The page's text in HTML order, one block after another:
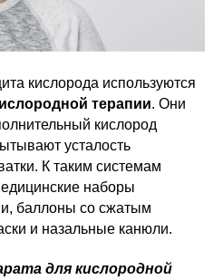
кислорода используются
терапии. Они
кислород
усталость
К таким системам
наборы
баллоны со сжатым
и назальные канюли.
для кислородной